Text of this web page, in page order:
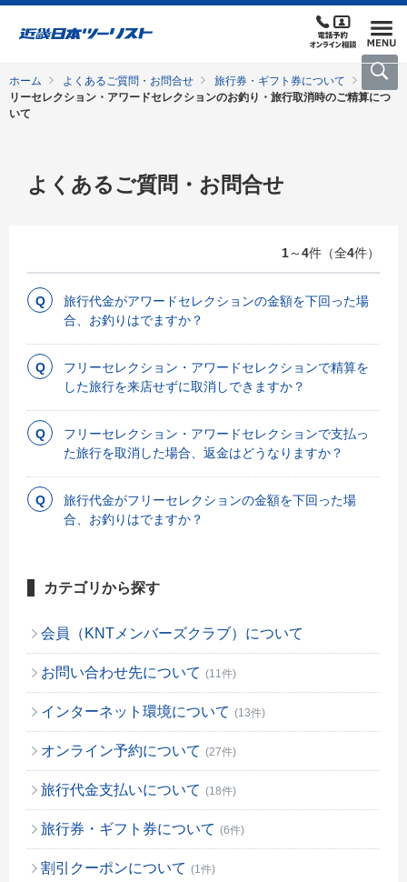
ホーム よくあるご質問・お問合せ 旅行券・ギフト券について
フ
リーセレクション・アワードセレクションのお釣り・旅行取消時のご精算につ
いて
よくあるご質問・お問合せ
1～4件（全4件）
旅行代金がアワードセレクションの金額を下回った場
合、お釣りはでますか？
フリーセレクション・アワードセレクションで精算を
した旅行を来店せずに取消しできますか？
フリーセレクション・アワードセレクションで支払っ
た旅行を取消した場合、返金はどうなりますか？
旅行代金がフリーセレクションの金額を下回った場
合、お釣りはでますか？
カテゴリから探す
会員（KNTメンバーズクラブ）について
お問い合わせ先について (11件)
インターネット環境について (13件)
オンライン予約について (27件)
旅行代金支払いについて (18件)
旅行券・ギフト券について (6件)
割引クーポンについて (1件)